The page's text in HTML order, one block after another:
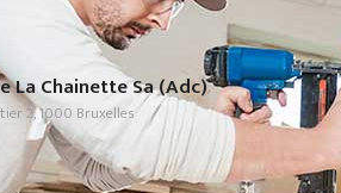
La Chainette Sa (Adc)
2, 1000 Bruxelles